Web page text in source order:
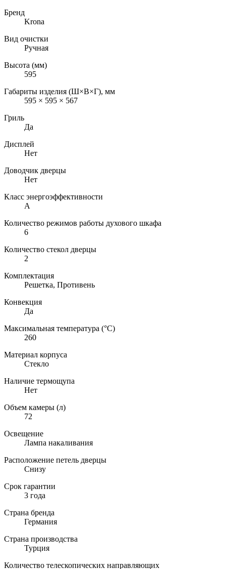
Бренд
Krona
Вид очистки
Ручная
Высота (мм)
595
Габариты изделия (Ш×В×Г), мм
595 × 595 × 567
Гриль
Да
Дисплей
Нет
Доводчик дверцы
Нет
Класс энергоэффективности
A
Количество режимов работы духового шкафа
6
Количество стекол дверцы
2
Комплектация
Решетка, Противень
Конвекция
Да
Максимальная температура (°C)
260
Материал корпуса
Стекло
Наличие термощупа
Нет
Объем камеры (л)
72
Освещение
Лампа накаливания
Расположение петель дверцы
Снизу
Срок гарантии
3 года
Страна бренда
Германия
Страна производства
Турция
Количество телескопических направляющих